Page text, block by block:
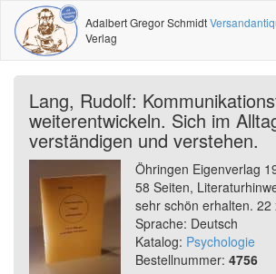
Adalbert Gregor Schmidt
Verlag
Lang, Rudolf:
weiterentwickeln. Sich im
verständigen und verstehen.
Öhringen Eigenverlag
58 Seiten,
sehr schön erhalten. 22
Sprache: Deutsch
Katalog: Psychologie
Bestellnummer: 4756